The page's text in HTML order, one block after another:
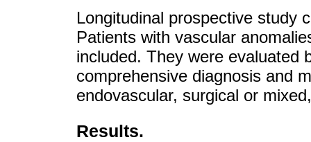
Longitudinal prospective study
Patients with vascular
included. They were evaluated
comprehensive diagnosis and
endovascular, surgical or
Results.